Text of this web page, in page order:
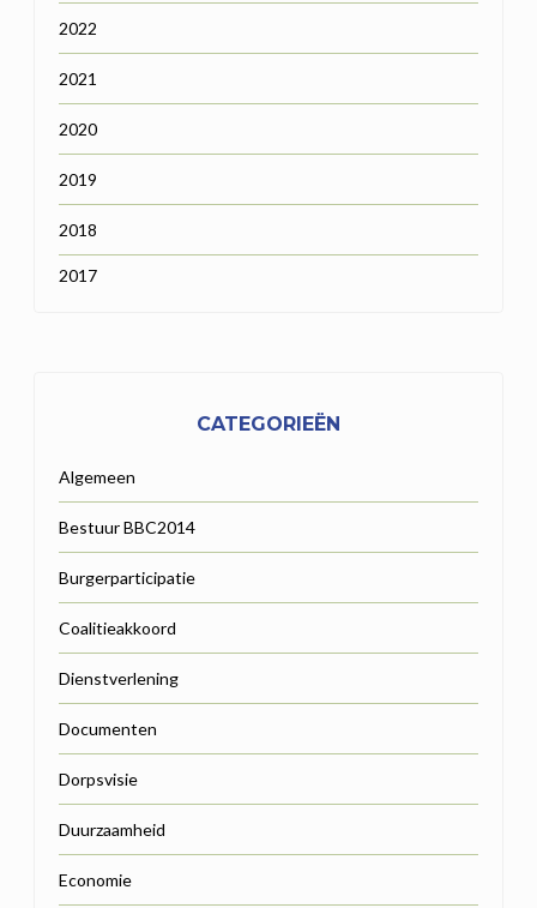
2022
2021
2020
2019
2018
2017
CATEGORIEËN
Algemeen
Bestuur BBC2014
Burgerparticipatie
Coalitieakkoord
Dienstverlening
Documenten
Dorpsvisie
Duurzaamheid
Economie